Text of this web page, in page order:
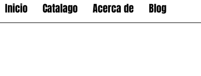
Inicio Catalago Acerca de Blog